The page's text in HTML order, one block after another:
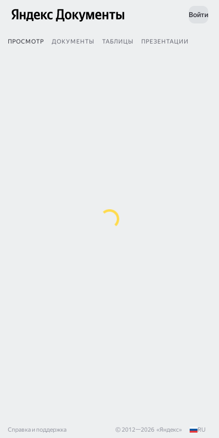
Войти
ПРОСМОТР ДОКУМЕНТЫ ТАБЛИЦЫ ПРЕЗЕНТАЦИИ
Справка и поддержка © 2012—2026 «Яндекс» RU